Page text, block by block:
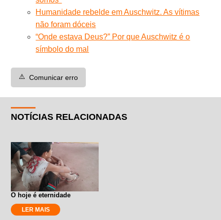
Humanidade rebelde em Auschwitz. As vítimas
não foram dóceis
“Onde estava Deus?” Por que Auschwitz é o
símbolo do mal
⚠️ Comunicar erro
NOTÍCIAS RELACIONADAS
O hoje é eternidade
LER MAIS